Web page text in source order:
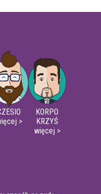
>
KORPO
KRZYŚ
więcej >